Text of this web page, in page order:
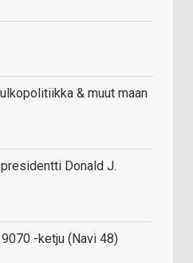
& muut maan
Donald J.
9070 -ketju (Navi 48)